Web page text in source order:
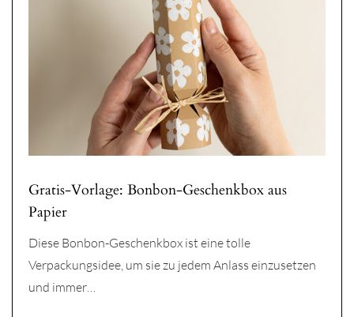
Gratis-Vorlage: Bonbon-Geschenkbox aus
Papier
Diese Bonbon-Geschenkbox ist eine tolle
Verpackungsidee, um sie zu jedem Anlass einzusetzen
und immer…